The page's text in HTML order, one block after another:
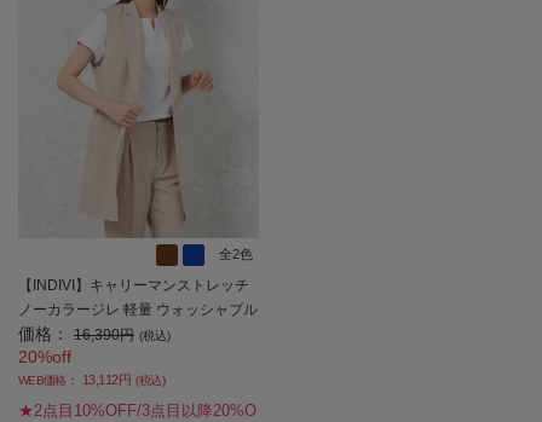
全2色
【INDIVI】キャリーマンストレッチ
ノーカラージレ 軽量 ウォッシャブル
春夏【レディース】
価格： 16,390円 (税込)
20%off
WEB価格： 13,112円 (税込)
★2点目10%OFF/3点目以降20%O